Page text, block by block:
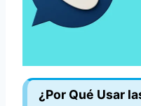
¿Por Qué Usar